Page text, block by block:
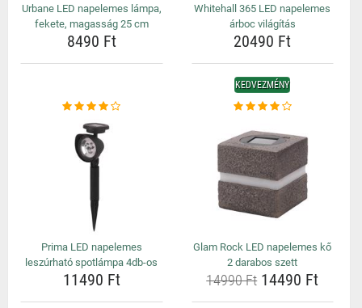
Urbane LED napelemes lámpa,
fekete, magasság 25 cm
8490 Ft
Whitehall 365 LED napelemes
árboc világítás
20490 Ft
Prima LED napelemes
leszúrható spotlámpa 4db-os
11490 Ft
KEDVEZMÉNY
Glam Rock LED napelemes kő
2 darabos szett
14990 Ft14490 Ft